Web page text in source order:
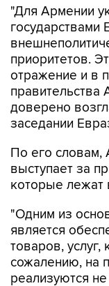
приоритетов.
отражение и в
доверено
заседании
По его словам,
которые
"Одним из
товаров, услуг,
сожалению, на
реализуются
Пашинян.